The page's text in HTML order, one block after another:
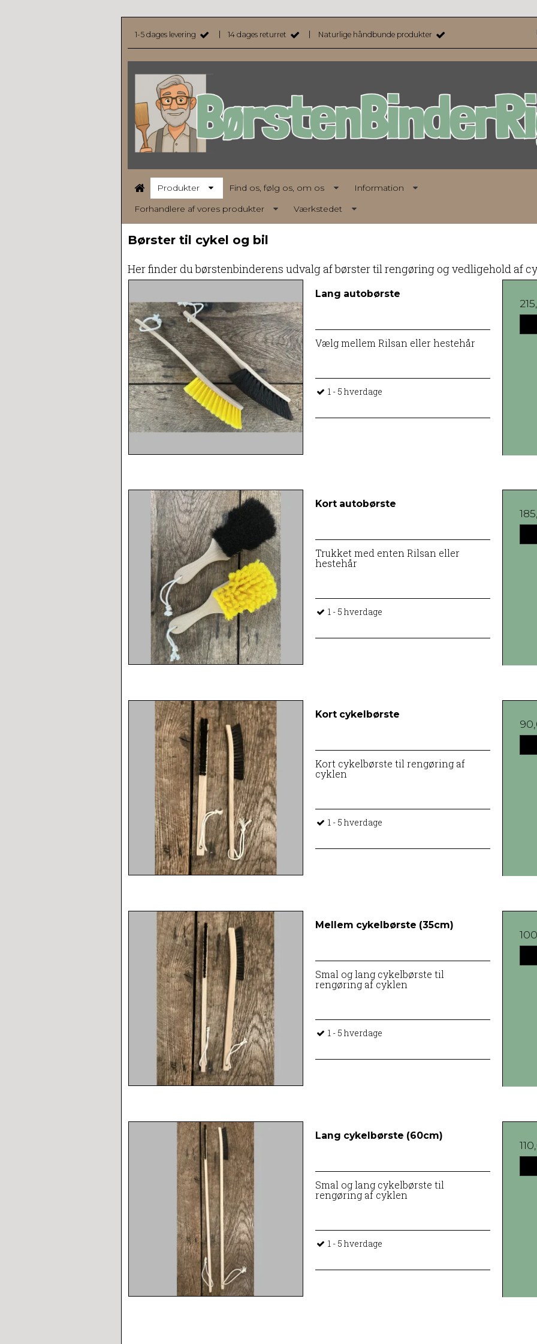
1-5 dages levering | 14 dages returret | Naturlige håndbunde produkter
Produkter Find os, følg os, om os
Information
Forhandlere af vores produkter
Værkstedet
Børster til cykel og bil
Her finder du børstenbinderens udvalg af børster til rengøring og vedligehold af
Lang autobørste
Vælg mellem Rilsan eller hestehår
1 - 5 hverdage
Kort autobørste
Trukket med enten Rilsan eller
hestehår
1 - 5 hverdage
Kort cykelbørste
Kort cykelbørste til rengøring af
cyklen
1 - 5 hverdage
Mellem cykelbørste (35cm)
Smal og lang cykelbørste til
rengøring af cyklen
1 - 5 hverdage
Lang cykelbørste (60cm)
Smal og lang cykelbørste til
rengøring af cyklen
1 - 5 hverdage